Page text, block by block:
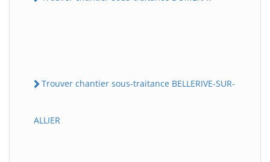
Trouver chantier sous-traitance BELLERIVE-SUR-
ALLIER